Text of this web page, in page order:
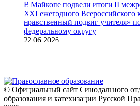
В Майкопе подвели итоги II
XXI ежегодного Всероссийского
нравственный подвиг учителя»
федеральному округу
22.06.2026
© Официальный сайт Синодального
образования и катехизации Русской